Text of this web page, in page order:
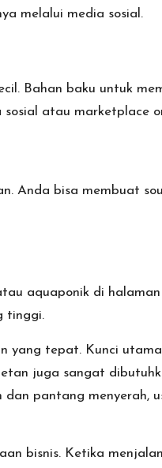
melalui media sosial.
Bahan baku untuk
atau marketplace
Anda bisa membuat
aquaponik di
tinggi.
yang tepat. Kunci
juga sangat
pantang menyerah,
bisnis. Ketika